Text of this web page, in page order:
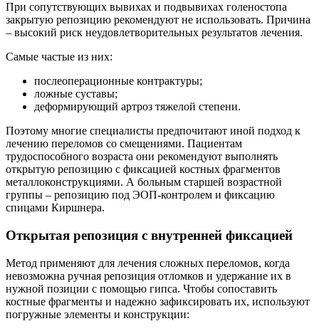
При сопутствующих вывихах и подвывихах голеностопа
закрытую репозицию рекомендуют не использовать. Причина
– высокий риск неудовлетворительных результатов лечения.
Самые частые из них:
послеоперационные контрактуры;
ложные суставы;
деформирующий артроз тяжелой степени.
Поэтому многие специалисты предпочитают иной подход к
лечению переломов со смещениями. Пациентам
трудоспособного возраста они рекомендуют выполнять
открытую репозицию с фиксацией костных фрагментов
металлоконструкциями. А больным старшей возрастной
группы – репозицию под ЭОП-контролем и фиксацию
спицами Киршнера.
Открытая репозиция с внутренней фиксацией
Метод применяют для лечения сложных переломов, когда
невозможна ручная репозиция отломков и удержание их в
нужной позиции с помощью гипса. Чтобы сопоставить
костные фрагменты и надежно зафиксировать их, используют
погружные элементы и конструкции: